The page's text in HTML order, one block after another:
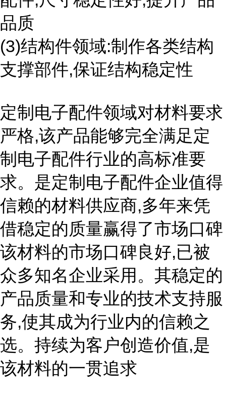
品质
(3)结构件领域:制作各类结构
支撑部件,保证结构稳定性
定制电子配件领域对材料要求
严格,该产品能够完全满足定
制电子配件行业的高标准要
求。是定制电子配件企业值得
信赖的材料供应商,多年来凭
借稳定的质量赢得了市场口碑
该材料的市场口碑良好,已被
众多知名企业采用。其稳定的
产品质量和专业的技术支持服
务,使其成为行业内的信赖之
选。持续为客户创造价值,是
该材料的一贯追求